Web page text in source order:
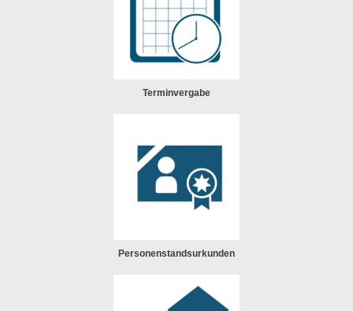
Terminvergabe
Personenstandsurkunden